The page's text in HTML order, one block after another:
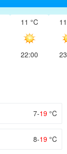
11 °C
22:00
7-19 °C
8-19 °C